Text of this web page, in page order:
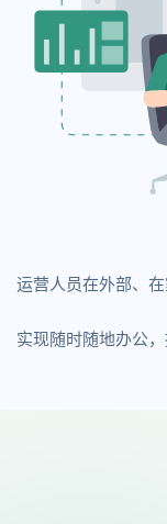
运营人员在外部、
实现随时随地办公，